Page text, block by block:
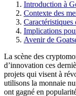
Introduction à
Contexte des
Caractéristiques
Implications
Avenir de
La scène des
d’innovation ces
projets qui visent à
utilisons la monnaie
ont gagné en